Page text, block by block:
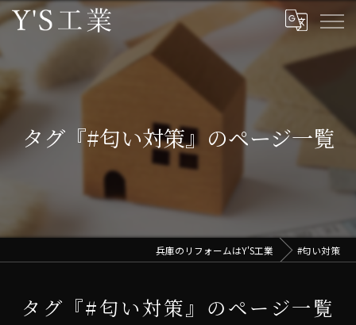
タグ『#匂い対策』のページ一覧
兵庫のリフォームはY'S工業 #匂い対策
タグ『#匂い対策』のページ一覧